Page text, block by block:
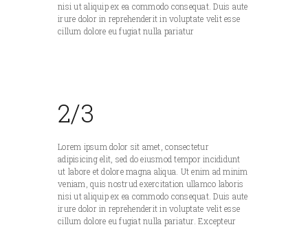
nisi ut aliquip ex ea commodo consequat. Duis aute
irure dolor in reprehenderit in voluptate velit esse
cillum dolore eu fugiat nulla pariatur
2/3
Lorem ipsum dolor sit amet, consectetur
adipisicing elit, sed do eiusmod tempor incididunt
ut labore et dolore magna aliqua. Ut enim ad minim
veniam, quis nostrud exercitation ullamco laboris
nisi ut aliquip ex ea commodo consequat. Duis aute
irure dolor in reprehenderit in voluptate velit esse
cillum dolore eu fugiat nulla pariatur. Excepteur